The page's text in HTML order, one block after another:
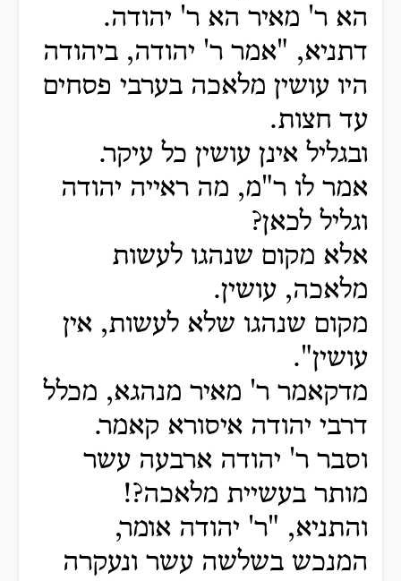
הא ר' מאיר הא ר' יהודה.
דתניא, "אמר ר' יהודה, ביהודה
היו עושין מלאכה בערבי פסחים
עד חצות.
ובגליל אינן עושין כל עיקר.
אמר לו ר"מ, מה ראייה יהודה
וגליל לכאן?
אלא מקום שנהגו לעשות
מלאכה, עושין.
מקום שנהגו שלא לעשות, אין
עושין".
מדקאמר ר' מאיר מנהגא, מכלל
דרבי יהודה איסורא קאמר.
וסבר ר' יהודה ארבעה עשר
מותר בעשיית מלאכה?!
והתניא, "ר' יהודה אומר,
המנכש בשלשה עשר ונעקרה